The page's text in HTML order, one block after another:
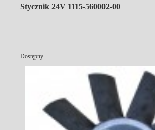
Stycznik 24V 1115-560002-00
Dostępny